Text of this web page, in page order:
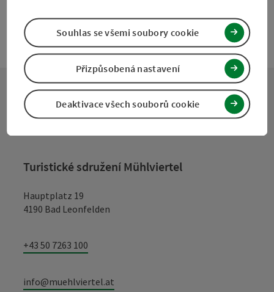
Kontakt
Turistické sdružení Mühlviertel
Hauptplatz 19
4190 Bad Leonfelden
+43 50 7263 100
info@muehlviertel.at
Deaktivace všech souborů cookie
Přizpůsobená nastavení
Souhlas se všemi soubory cookie